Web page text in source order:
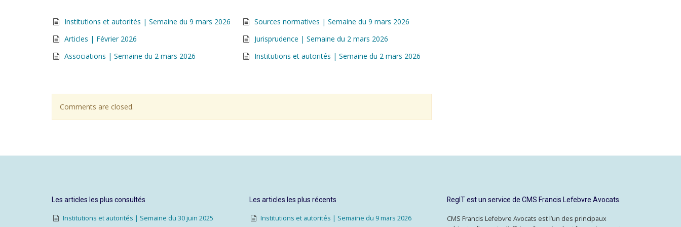
Institutions et autorités | Semaine du 9 mars 2026
Sources normatives | Semaine du 9 mars 2026
Articles | Février 2026
Jurisprudence | Semaine du 2 mars 2026
Associations | Semaine du 2 mars 2026
Institutions et autorités | Semaine du 2 mars 2026
Comments are closed.
Les articles les plus consultés
Institutions et autorités | Semaine du 30 juin 2025
Les articles les plus récents
Institutions et autorités | Semaine du 9 mars 2026
RegIT est un service de CMS Francis Lefebvre Avocats.
CMS Francis Lefebvre Avocats est l’un des principaux